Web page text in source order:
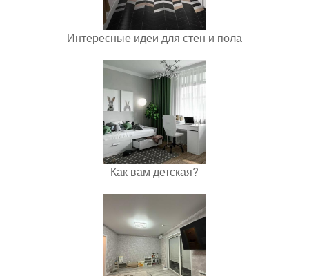
Интересные идеи для стен и пола
Как вам детская?